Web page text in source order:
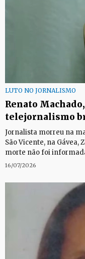
LUTO NO JORNALISMO
Renato
telejornalismo
Jornalista morreu na
São Vicente, na Gávea,
morte não foi
16/07/2026